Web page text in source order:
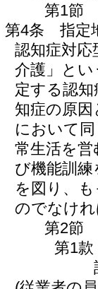
第1節
第4条
指定
認知症対応
介護」とい
定する認
知症の原
において
常生活を
び機能訓
を図り、
のでなけ
第2節
第1款